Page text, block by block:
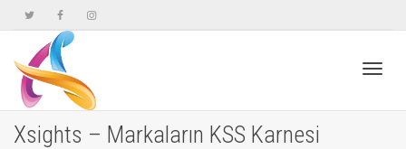
Xsights – Markaların KSS Karnesi